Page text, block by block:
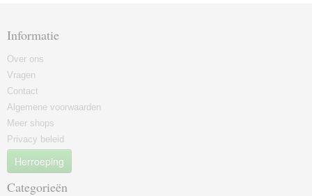
Informatie
Over ons
Vragen
Contact
Algemene voorwaarden
Meer shops
Privacy beleid
Herroeping
Categorieën